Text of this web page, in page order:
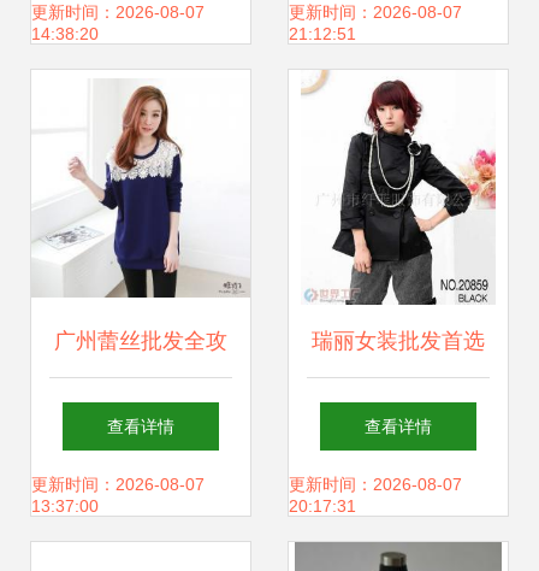
价格双重优势解析
更新时间：2026-08-07
14:38:20
购全攻略
更新时间：2026-08-07
21:12:51
广州蕾丝批发全攻
略 厂商直供、报价
透明与采购指南
查看详情
更新时间：2026-08-07
13:37:00
瑞丽女装批发首选
——工厂直供，货
源优质，一站式选
购
查看详情
更新时间：2026-08-07
20:17:31